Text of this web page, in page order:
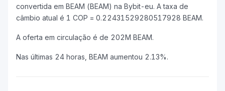
convertida em BEAM (BEAM) na Bybit-eu. A taxa de
câmbio atual é 1 COP = 0.22431529280517928 BEAM.
A oferta em circulação é de 202M BEAM.
Nas últimas 24 horas, BEAM aumentou 2.13%.